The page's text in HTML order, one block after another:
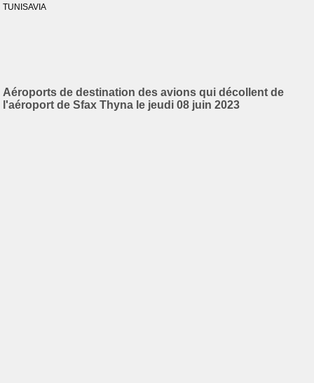
TUNISAVIA
Aéroports de destination des avions qui décollent de
l'aéroport de Sfax Thyna le jeudi 08 juin 2023